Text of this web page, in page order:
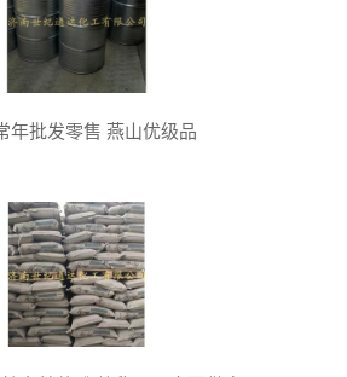
年批发零售 燕山优级品